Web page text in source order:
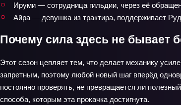
Ируми — сотрудница гильдии, через её
Айра — девушка из трактира, поддерживает
Почему сила здесь не бывает
Этот сезон цепляет тем, что делает механику
запретным, поэтому любой новый шаг вперёд
постоянно проверять, не превращается ли
способа, которым эта прокачка достигнута.